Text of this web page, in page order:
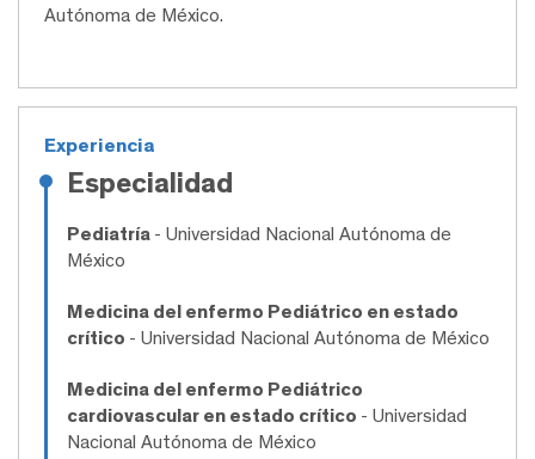
Autónoma de México.
Experiencia
Especialidad
Pediatría - Universidad Nacional Autónoma de
México
Medicina del enfermo Pediátrico en estado
crítico - Universidad Nacional Autónoma de México
Medicina del enfermo Pediátrico
cardiovascular en estado crítico - Universidad
Nacional Autónoma de México